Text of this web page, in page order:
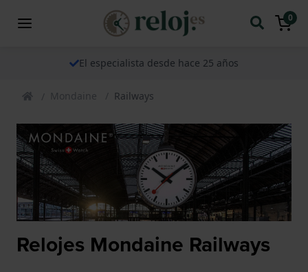
0
El especialista desde hace 25 años
Mondaine Railways
Relojes Mondaine Railways